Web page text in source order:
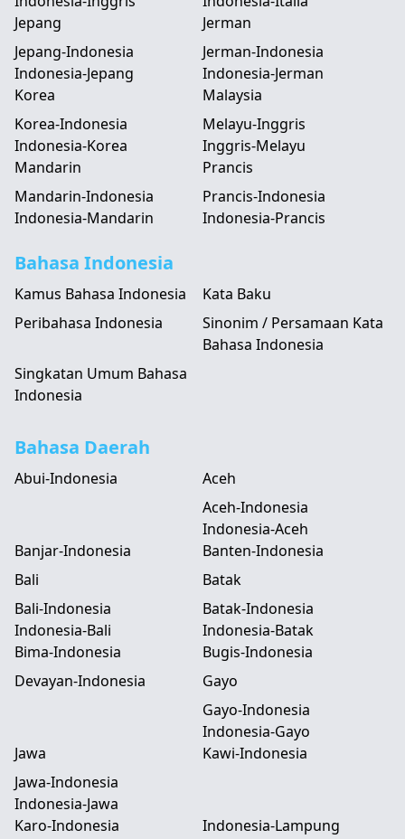
Jepang
Jepang-Indonesia
Indonesia-Jepang
Jerman
Jerman-Indonesia
Indonesia-Jerman
Korea
Korea-Indonesia
Indonesia-Korea
Malaysia
Melayu-Inggris
Inggris-Melayu
Mandarin
Mandarin-Indonesia
Indonesia-Mandarin
Prancis
Prancis-Indonesia
Indonesia-Prancis
Bahasa Indonesia
Kamus Bahasa Indonesia
Kata Baku
Peribahasa Indonesia
Sinonim / Persamaan Kata
Bahasa Indonesia
Singkatan Umum Bahasa
Indonesia
Bahasa Daerah
Abui-Indonesia
Aceh
Aceh-Indonesia
Indonesia-Aceh
Banjar-Indonesia
Banten-Indonesia
Bali
Bali-Indonesia
Indonesia-Bali
Batak
Batak-Indonesia
Indonesia-Batak
Bima-Indonesia
Bugis-Indonesia
Devayan-Indonesia
Gayo
Gayo-Indonesia
Indonesia-Gayo
Jawa
Jawa-Indonesia
Indonesia-Jawa
Kawi-Indonesia
Karo-Indonesia
Indonesia-Lampung